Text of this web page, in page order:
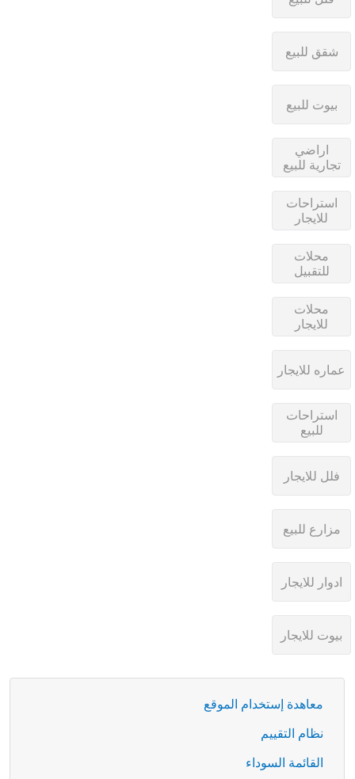
معاهدة إستخدام الموقع
نظام التقييم
القائمة السوداء